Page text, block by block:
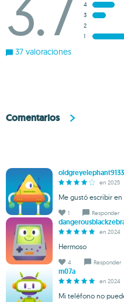
4
3
2
1
37 valoraciones
Comentarios
en 2025
Me gustó escribir en
1 Responder
en 2024
Hermoso
4 Responder
m07a
en 2024
Mi teléfono no